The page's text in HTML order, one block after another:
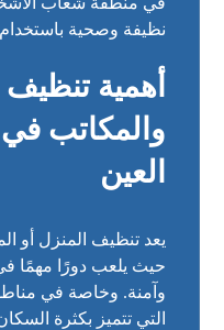
نظيفة وصحية
أهمية تنظيف
والمكاتب
العين
يعد تنظيف المنزل أو
حيث يلعب دورًا مهمًا
وآمنة. وخاصة في
التي تتميز بكثرة